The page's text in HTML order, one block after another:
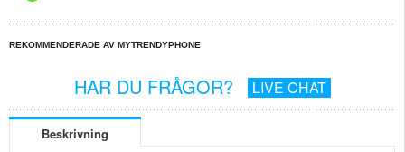
REKOMMENDERADE AV MYTRENDYPHONE
HAR DU FRÅGOR? LIVE CHAT
Beskrivning